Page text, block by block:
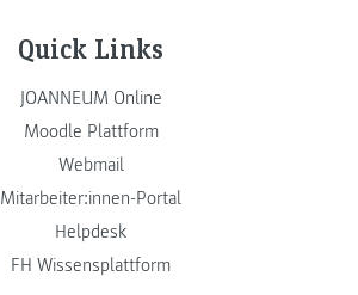
Quick Links
JOANNEUM Online
Moodle Plattform
Webmail
Mitarbeiter:innen-Portal
Helpdesk
FH Wissensplattform